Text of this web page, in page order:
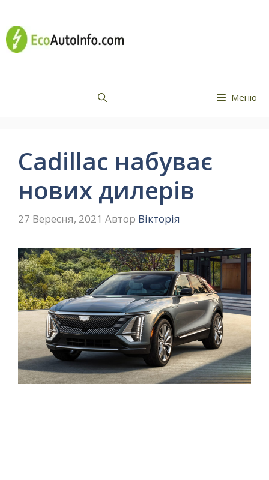
вмісту
Меню
Cadillaс набуває
нових дилерів
27 Вересня, 2021 Автор Вікторія